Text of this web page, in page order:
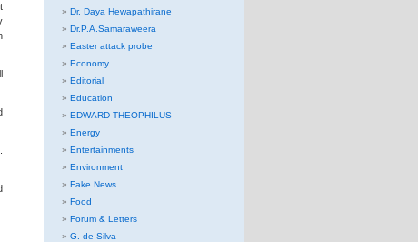
Dr. Daya Hewapathirane
Dr.P.A.Samaraweera
Easter attack probe
Economy
Editorial
Education
EDWARD THEOPHILUS
Energy
Entertainments
Environment
Fake News
Food
Forum & Letters
G. de Silva